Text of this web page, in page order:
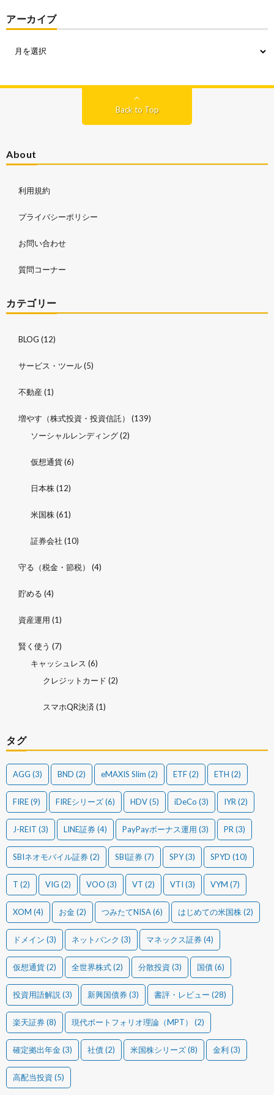
アーカイブ
Back to Top
About
利用規約
プライバシーポリシー
お問い合わせ
質問コーナー
カテゴリー
BLOG (12)
サービス・ツール(5)
不動産(1)
増やす（株式投資・投資信託）
(139)
ソーシャルレンディング(2)
仮想通貨(6)
日本株(12)
米国株(61)
証券会社 (10)
守る（税金・節税） (4)
貯める (4)
資産運用 (1)
賢く使う (7)
キャッシュレス (6)
クレジットカード (2)
スマホQR決済 (1)
タグ
AGG (3) BND (2) eMAXIS Slim (2) ETF(2) ETH (2)
FIRE(9) FIREシリーズ(6) HDV(5) iDeCo (3) IYR (2)
J-REIT (3) LINE証券(4) PayPayボーナス運用 (3) PR (3)
SBIネオモバイル証券(2) SBI証券(7) SPY(3) SPYD (10)
T (2) VIG (2) VOO (3) VT (2) VTI (3) VYM (7)
XOM (4) お金(2) つみたてNISA(6) はじめての米国株(2)
ドメイン (3) ネットバンク (3) マネックス証券(4)
仮想通貨(2) 全世界株式(2) 分散投資 (3) 国債(6)
投資用語解説 (3) 新興国債券(3) 書評・レビュー (28)
楽天証券(8) 現代ポートフォリオ理論（MPT） (2)
確定拠出年金(3) 社債(2) 米国株シリーズ(8) 金利 (3)
高配当投資 (5)